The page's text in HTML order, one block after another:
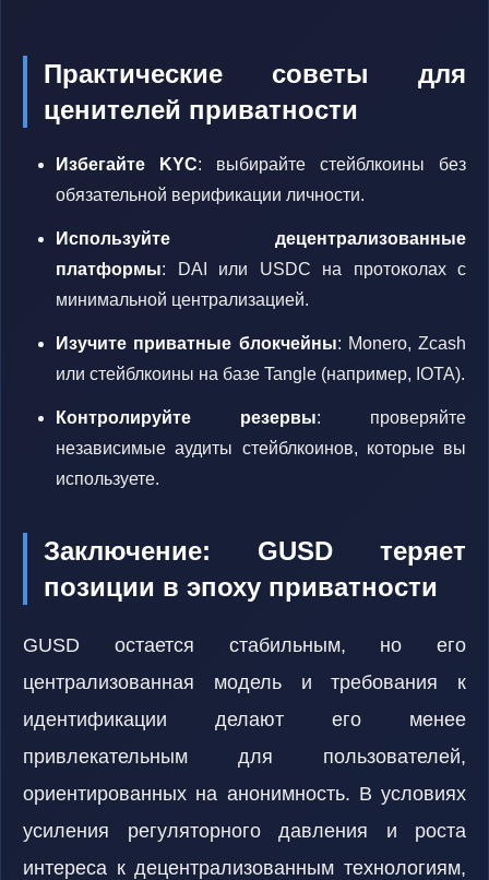
Практические советы для
ценителей приватности
Избегайте KYC: выбирайте стейблкоины без
обязательной верификации личности.
Используйте децентрализованные
платформы: DAI или USDC на протоколах с
минимальной централизацией.
Изучите приватные блокчейны: Monero, Zcash
или стейблкоины на базе Tangle (например, IOTA).
Контролируйте резервы: проверяйте
независимые аудиты стейблкоинов, которые вы
используете.
Заключение: GUSD теряет
позиции в эпоху приватности
GUSD остается стабильным, но его
централизованная модель и требования к
идентификации делают его менее
привлекательным для пользователей,
ориентированных на анонимность. В условиях
усиления регуляторного давления и роста
интереса к децентрализованным технологиям,